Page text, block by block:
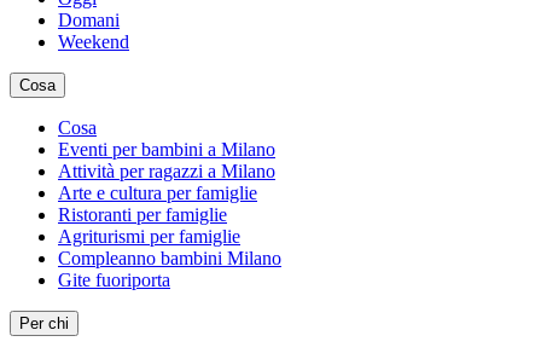
Domani
Weekend
Cosa
Cosa
Eventi per bambini a Milano
Attività per ragazzi a Milano
Arte e cultura per famiglie
Ristoranti per famiglie
Agriturismi per famiglie
Compleanno bambini Milano
Gite fuoriporta
Per chi